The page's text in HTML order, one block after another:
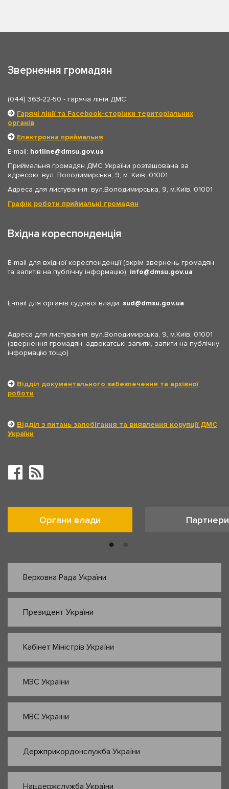
Звернення громадян
(044) 363-22-50 - гаряча лінія ДМС
Гарячі лінії та Facebook-сторінки територіальних
органів
Електронна приймальня
E-mail: hotline
dmsu.gov.ua
Приймальня громадян ДМС України розташована за
адресою: вул. Володимирська, 9, м. Київ, 01001
Адреса для листування: вул.Володимирська, 9, м.Київ, 01001
Графік роботи приймальні громадян
Вхідна кореспонденція
E-mail для вхідної кореспонденції (окрім звернень громадян
та запитів на публічну інформацію): info dmsu.gov.ua
E-mail для органів судової влади: sud dmsu.gov.ua
Адреса для листування: вул.Володимирська, 9, м.Київ, 01001
(звернення громадян, адвокатські запити, запити на публічну
інформацію тощо)
Відділ документального забезпечення та архівної
роботи
Відділ з питань запобігання та виявлення корупції ДМС
України
Органи влади Партнери
Верховна Рада України
Президент України
Кабінет Міністрів України
МЗС України
МВС України
Держприкордонслужба України
Нацдержслужба України